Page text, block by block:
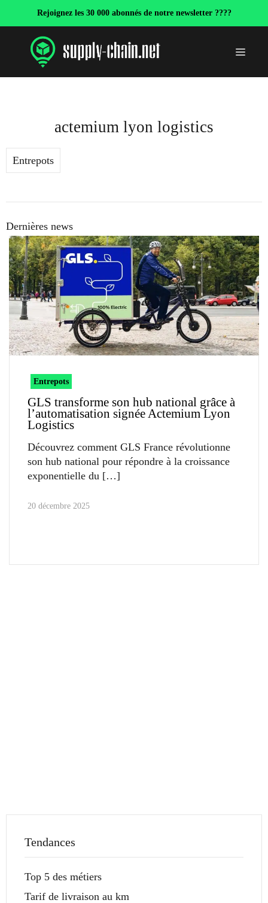
Rejoignez les 30 000 abonnés de notre newsletter ????
Menu
actemium lyon logistics
Entrepots
Dernières news
Entrepots
GLS transforme son hub national grâce à
l’automatisation signée Actemium Lyon
Logistics
Découvrez comment GLS France révolutionne
son hub national pour répondre à la croissance
exponentielle du
20 décembre 2025
Tendances
Top 5 des métiers
Tarif de livraison au km